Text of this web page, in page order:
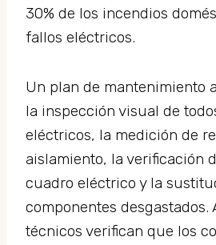
30% de los incendios
fallos eléctricos.
Un plan de mantenimiento
la inspección visual de
eléctricos, la medición de
aislamiento, la verificación
cuadro eléctrico y la
componentes desgastados.
técnicos verifican que los